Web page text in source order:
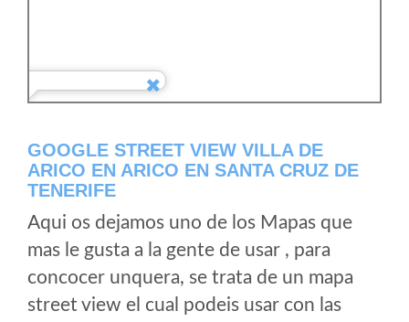
GOOGLE STREET VIEW VILLA DE
ARICO EN ARICO EN SANTA CRUZ DE
TENERIFE
Aqui os dejamos uno de los Mapas que
mas le gusta a la gente de usar , para
concocer unquera, se trata de un mapa
street view el cual podeis usar con las